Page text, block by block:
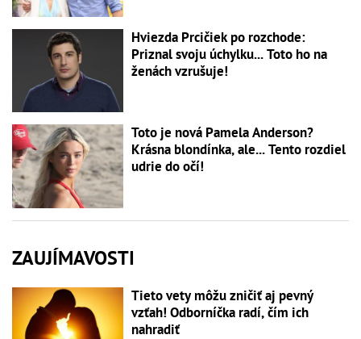
Hviezda Prcičiek po rozchode:
Priznal svoju úchylku... Toto ho na
ženách vzrušuje!
Toto je nová Pamela Anderson?
Krásna blondínka, ale... Tento rozdiel
udrie do očí!
ZAUJÍMAVOSTI
Tieto vety môžu zničiť aj pevný
vzťah! Odborníčka radí, čím ich
nahradiť